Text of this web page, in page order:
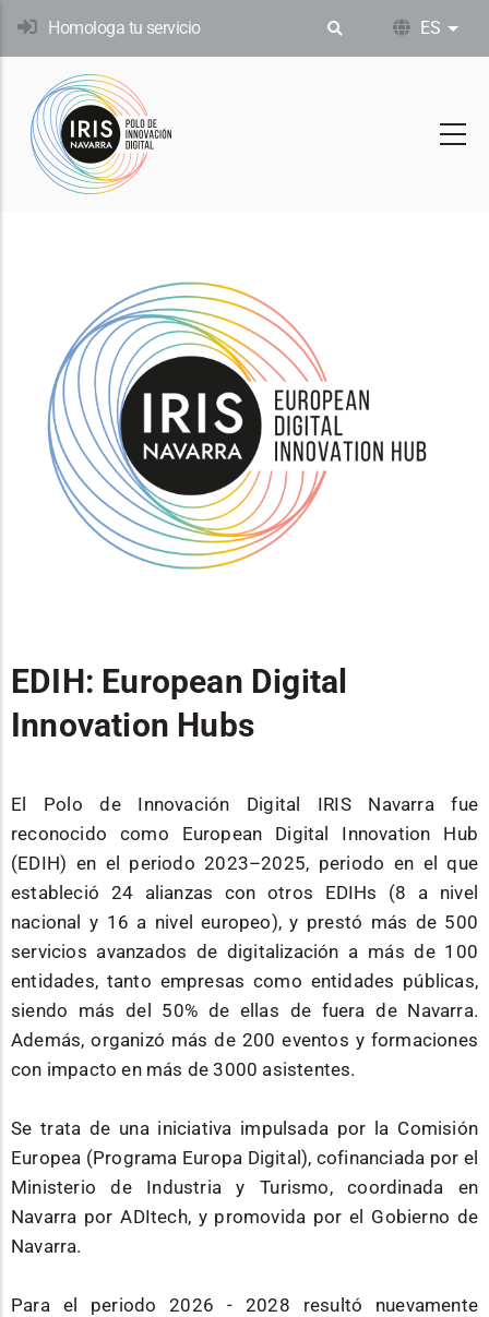
Pasar
contenido
principal
Homologa tu servicio ES
EDIH: European Digital
Innovation Hubs
El Polo de Innovación Digital IRIS Navarra fue
reconocido como European Digital Innovation Hub
(EDIH) en el periodo 2023–2025, periodo en el que
estableció 24 alianzas con otros EDIHs (8 a nivel
nacional y 16 a nivel europeo), y prestó más de 500
servicios avanzados de digitalización a más de 100
entidades, tanto empresas como entidades públicas,
siendo más del 50% de ellas de fuera de Navarra.
Además, organizó más de 200 eventos y formaciones
con impacto en más de 3000 asistentes.
Se trata de una iniciativa impulsada por la Comisión
Europea (Programa Europa Digital), cofinanciada por el
Ministerio de Industria y Turismo, coordinada en
Navarra por ADItech, y promovida por el Gobierno de
Navarra.
Para el periodo 2026 - 2028 resultó nuevamente